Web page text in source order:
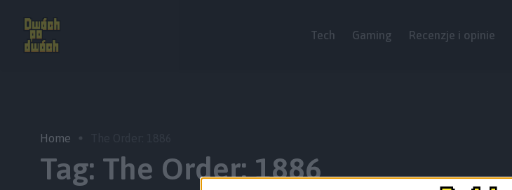
Tech Gaming Recenzje i opinie
Home
Tag: The Order: 1886